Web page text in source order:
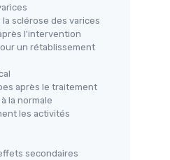
sclérose des varices
l'intervention
un rétablissement
après le traitement
la normale
les activités
secondaires